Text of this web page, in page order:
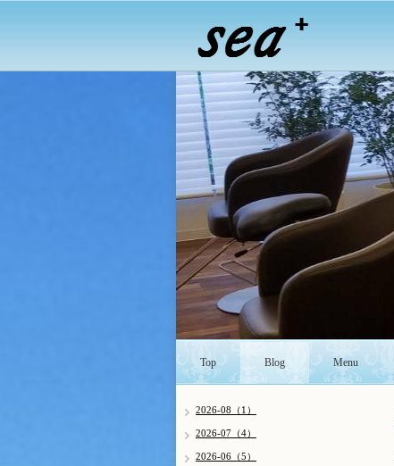
Top Blog Menu
2026-08（1）
2026-07（4）
2026-06（5）